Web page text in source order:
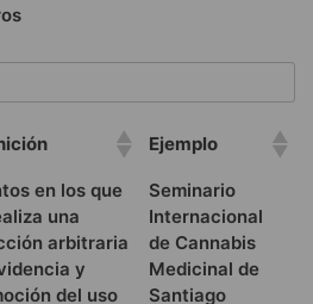
Ejemplo
en los que
una
arbitraria
y
del uso
Seminario
Internacional
de Cannabis
Medicinal de
Santiago